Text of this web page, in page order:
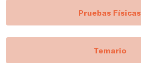
Pruebas Físicas
Temario